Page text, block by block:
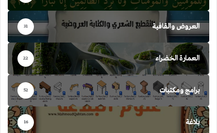
العروض والقافية 31
العمارة الخضراء 22
برامج ومكتبات 52
بلاغة 16